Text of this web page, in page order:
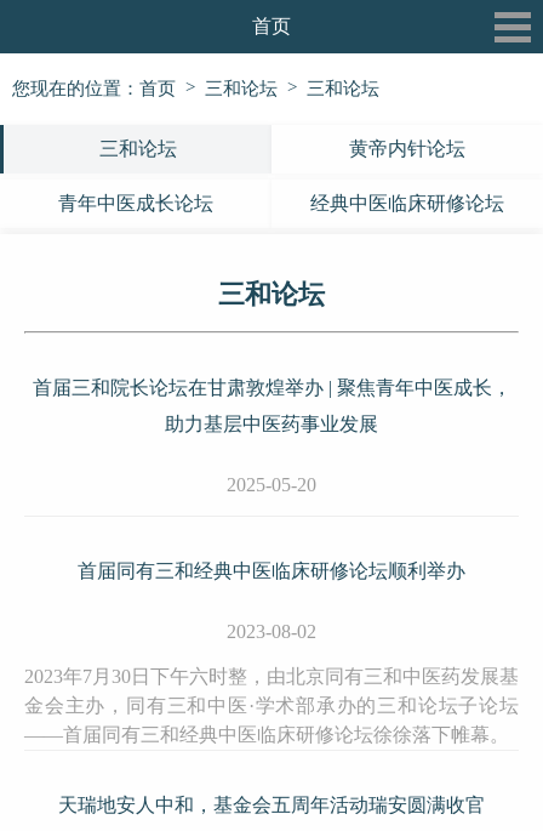
首页
关于我们
三和公益行
党建专栏
您现在的位置： 首页 > 三和论坛 > 三和论坛
三和论坛 黄帝内针论坛
青年中医成长论坛 经典中医临床研修论坛
三和论坛
首届三和院长论坛在甘肃敦煌举办 | 聚焦青年中医成长，
助力基层中医药事业发展
2025-05-20
首届同有三和经典中医临床研修论坛顺利举办
2023-08-02
2023年7月30日下午六时整，由北京同有三和中医药发展基
金会主办，同有三和中医·学术部承办的三和论坛子论坛
——首届同有三和经典中医临床研修论坛徐徐落下帷幕。
天瑞地安人中和，基金会五周年活动瑞安圆满收官